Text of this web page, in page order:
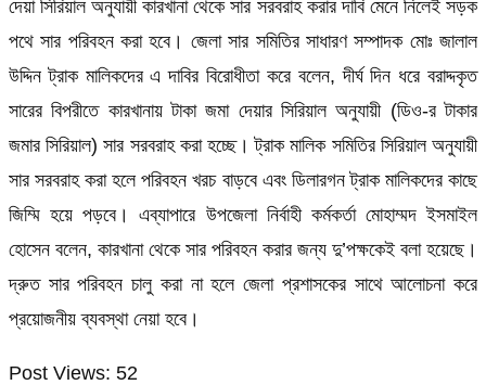
দেয়া সিরিয়াল অনুযায়ী কারখানা থেকে সার সরবরাহ করার দাবি মেনে নিলেই সড়ক
পথে সার পরিবহন করা হবে। জেলা সার সমিতির সাধারণ সম্পাদক মোঃ জালাল
উদ্দিন ট্রাক মালিকদের এ দাবির বিরোধীতা করে বলেন, দীর্ঘ দিন ধরে বরাদ্দকৃত
সারের বিপরীতে কারখানায় টাকা জমা দেয়ার সিরিয়াল অনুযায়ী (ডিও-র টাকার
জমার সিরিয়াল) সার সরবরাহ করা হচ্ছে। ট্রাক মালিক সমিতির সিরিয়াল অনুযায়ী
সার সরবরাহ করা হলে পরিবহন খরচ বাড়বে এবং ডিলারগন ট্রাক মালিকদের কাছে
জিম্মি হয়ে পড়বে। এব্যাপারে উপজেলা নির্বাহী কর্মকর্তা মোহাম্মদ ইসমাইল
হোসেন বলেন, কারখানা থেকে সার পরিবহন করার জন্য দু’পক্ষকেই বলা হয়েছে।
দ্রুত সার পরিবহন চালু করা না হলে জেলা প্রশাসকের সাথে আলোচনা করে
প্রয়োজনীয় ব্যবস্থা নেয়া হবে।
Post Views: 52